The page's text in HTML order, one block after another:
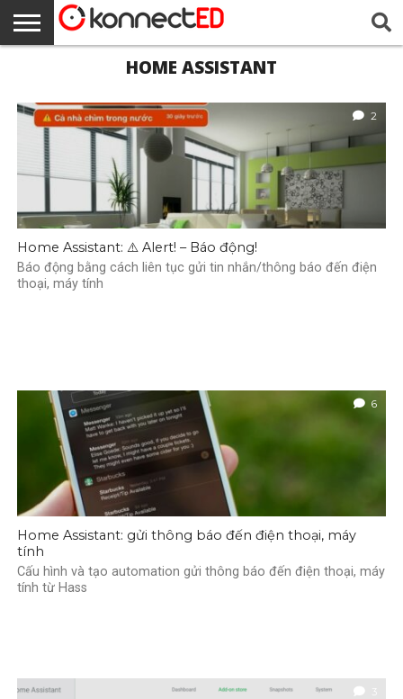
ĐĂNG
KÝ
VIẾT VÀ
HƯỚNG
DẪN
TÁC
GIẢ
BẢO
MẬT
PHÁP
LÝ,
CÔNG
BẰNG
VÀ
MINH
BẠCH
TÔI
HOME ASSISTANT
2
Home Assistant: ⚠️ Alert! – Báo động!
Báo động bằng cách liên tục gửi tin nhắn/thông báo đến điện
thoại, máy tính
6
Home Assistant: gửi thông báo đến điện thoại, máy
tính
Cấu hình và tạo automation gửi thông báo đến điện thoại, máy
tính từ Hass
3